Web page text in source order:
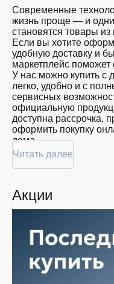
Забота
о
близких
Красота
Спорт
Для
дома
Цвет
Показать
ещё
GB
Современные
жизнь проще — и
становятся товары
Если вы хотите
удобную доставку и
маркетплейс поможет
У нас можно купить с
легко, удобно и с
сервисных
официальную
доступна рассрочка,
оформить покупку
дома.
Покупателям
цене: мы регулярно
выбор продукции. В
вы всегда найдёте
объема, с
доставку.
Планируете покупку в
услуга. Мы
Читать далее
Акции